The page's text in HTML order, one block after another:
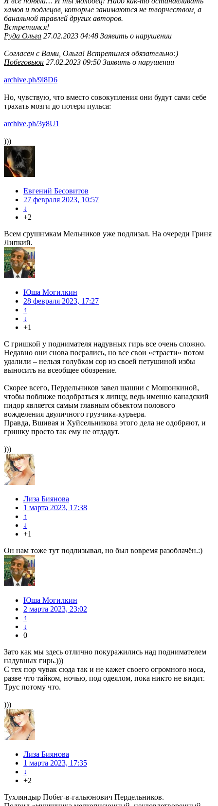
хамов и подлецов, которые занимаются не творчеством, а
банальной травлей других авторов.
Встретимся!
Руда Ольга 27.02.2023 04:48 Заявить о нарушении
Согласен с Вами, Ольга! Встретимся обязательно:)
Побеговьюн 27.02.2023 09:50 Заявить о нарушении
archive.ph/9l8D6
Но, чувствую, что вместо совокупления они будут сами себе
трахать мозги до потери пульса:
archive.ph/3y8U1
)))
Евгений Бесовитов
27 февраля 2023, 10:57
↓
+2
Всем срушнмкам Мельников уже подлизал. На очереди Гриня
Липкий.
Юша Могилкин
28 февраля 2023, 17:27
↑
↓
+1
С гришкой у поднимателя надувных гирь все очень сложно.
Недавно они снова посрались, но все свои «страсти» потом
удалили – нельзя голубкам сор из своей петушиной избы
выносить на всеобщее обозрение.
Скорее всего, Пердельников завел шашни с Мошонкиной,
чтобы поближе подобраться к липцу, ведь именно канадский
пидор является самым главным объектом полового
вожделения двуличного грузчика-курьера.
Правда, Вшивая и Хуйсельникова этого дела не одобряют, и
гришку просто так ему не отдадут.
)))
Лиза Биянова
1 марта 2023, 17:38
↑
↓
+1
Он нам тоже тут подлизывал, но был вовремя разоблачён.:)
Юша Могилкин
2 марта 2023, 23:02
↑
↓
0
Зато как мы здесь отлично покуражились над поднимателем
надувных гирь.)))
С тех пор чувак сюда так и не кажет своего огромного носа,
разве что тайком, ночью, под одеялом, пока никто не видит.
Трус потому что.
)))
Лиза Биянова
1 марта 2023, 17:35
↓
+2
Тухляндыр Побег-в-гальюнович Пердельников.